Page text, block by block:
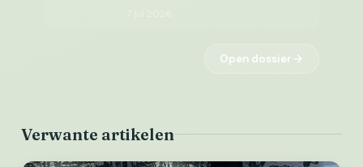
Open dossier
Verwante artikelen